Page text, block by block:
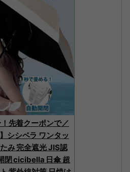
先着クーポンで／
シシベラ ワンタッ
み 完全遮光 JIS認
閉 cicibella 日傘 超